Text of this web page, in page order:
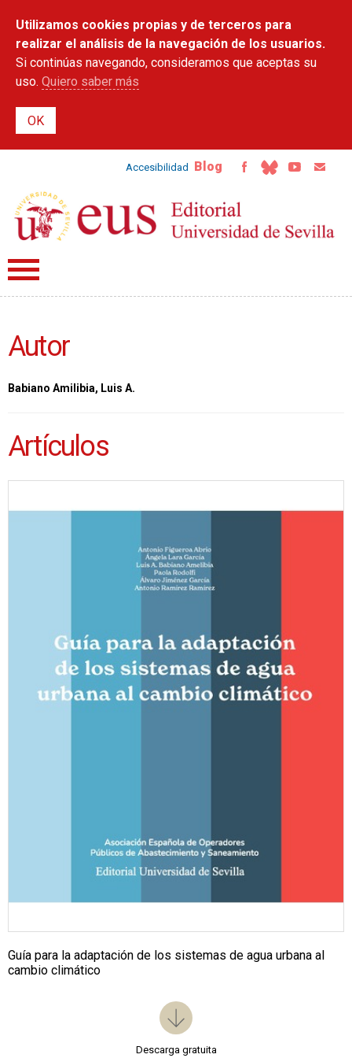
contenido
principal
Utilizamos cookies propias y de terceros para
realizar el análisis de la navegación de los usuarios.
Si continúas navegando, consideramos que aceptas su
uso. Quiero saber más
Accesibilidad Blog
Autor
Babiano Amilibia, Luis A.
Artículos
Guía para la adaptación de los sistemas de agua urbana al
cambio climático
Descarga gratuita